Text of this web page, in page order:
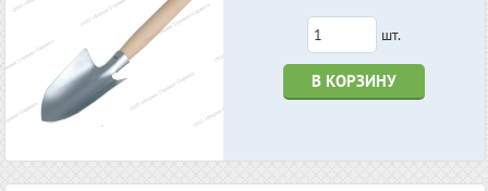
шт.
В КОРЗИНУ